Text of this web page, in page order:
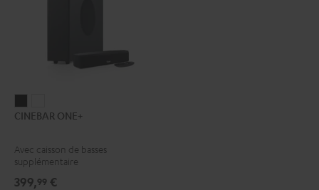
ONE+ONE+
CINEBAR ONE+
Avec caisson de basses
supplémentaire
399,99 €